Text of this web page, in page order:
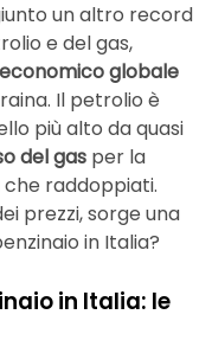
un altro record
e del gas,
globale
Il petrolio è
più alto da quasi
del gas per la
raddoppiati.
prezzi, sorge una
in Italia?
in Italia: le